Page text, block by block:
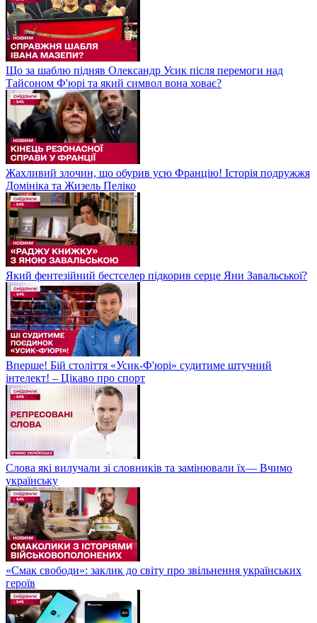
Що за шаблю підняв Олександр Усик після перемоги над
Тайсоном Ф'юрі та який символ вона ховає?
Жахливий злочин, що обурив усю Францію! Історія подружжя
Домініка та Жизель Пеліко
Який фентезійний бестселер підкорив серце Яни Завальської?
Вперше! Бій століття «Усик-Ф'юрі» судитиме штучний
інтелект! – Цікаво про спорт
Слова які вилучали зі словників та замінювали їх— Вчимо
українську
«Смак свободи»: заклик до світу про звільнення українських
героїв